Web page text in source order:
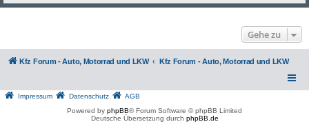
Gehe zu
Kfz Forum - Auto, Motorrad und LKW Kfz Forum - Auto, Motorrad und LKW
Impressum Datenschutz
AGB
Powered by phpBB® Forum Software © phpBB Limited
Deutsche Übersetzung durch phpBB.de